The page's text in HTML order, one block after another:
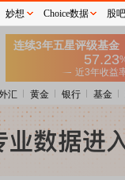
汇 黄金 银行 基金
妙想 Choice数据 股吧